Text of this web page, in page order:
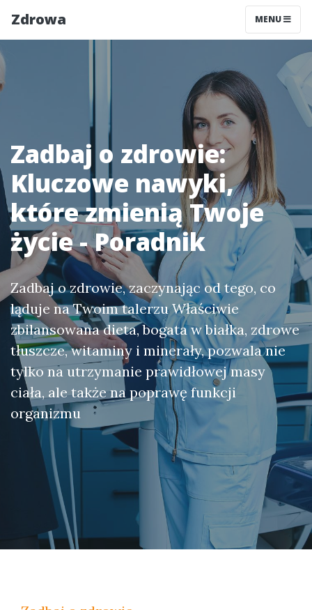
Zdrowa MENU
Zadbaj o zdrowie:
Kluczowe nawyki,
które zmienią Twoje
życie - Poradnik
Zadbaj o zdrowie, zaczynając od tego, co
ląduje na Twoim talerzu Właściwie
zbilansowana dieta, bogata w białka, zdrowe
tłuszcze, witaminy i minerały, pozwala nie
tylko na utrzymanie prawidłowej masy
ciała, ale także na poprawę funkcji
organizmu